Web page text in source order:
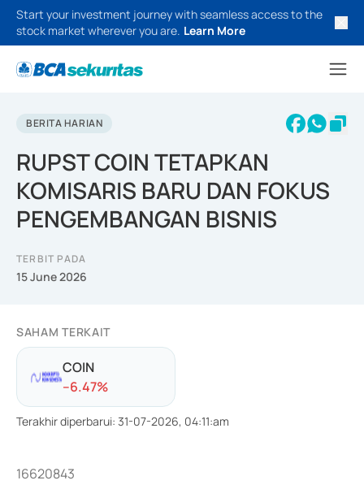
Start your investment journey with seamless access to the
stock market wherever you are. Learn More
BERITA HARIAN
RUPST COIN TETAPKAN
KOMISARIS BARU DAN FOKUS
PENGEMBANGAN BISNIS
TERBIT PADA
15 June 2026
SAHAM TERKAIT
COIN
--6.47%
Terakhir diperbarui: 31-07-2026, 04:11:am
16620843